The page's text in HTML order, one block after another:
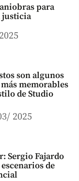
para
justicia
son algunos
memorables
de Studio
2025
Sergio Fajardo
de